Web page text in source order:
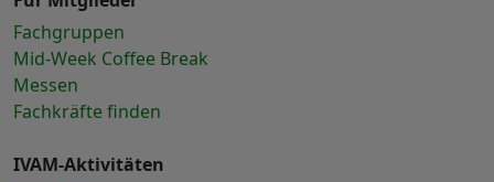
Fachgruppen
Mid-Week Coffee Break
Messen
Fachkräfte finden
IVAM-Aktivitäten